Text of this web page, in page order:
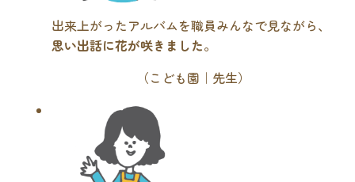
出来上がったアルバムを職員みんなで見ながら、
思い出話に花が咲きました。
（こども園｜先生）